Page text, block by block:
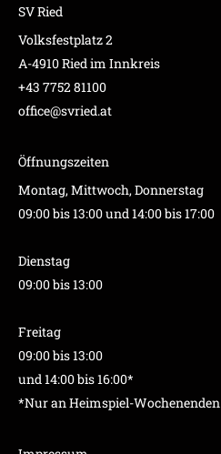
SV Ried
Volksfestplatz 2
A-4910 Ried im Innkreis
+43 7752 81100
office@svried.at
Öffnungszeiten
Montag, Mittwoch, Donnerstag
09:00 bis 13:00 und 14:00 bis 17:00
Dienstag
09:00 bis 13:00
Freitag
09:00 bis 13:00
und 14:00 bis 16:00*
*Nur an Heimspiel-Wochenenden